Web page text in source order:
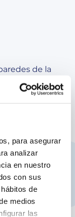
para asegurar
analizar
en nuestro
con sus
de
medios
las
de la
liner de la
a sus
zonas más
agua